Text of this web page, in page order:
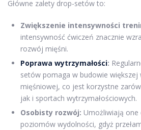
Główne zalety drop-setów to:
Zwiększenie intensywności
intensywność ćwiczeń znacznie
rozwój mięśni.
Poprawa wytrzymałości:
setów pomaga w budowie większej
mięśniowej, co jest korzystne
jak i sportach wytrzymałościowych.
Osobisty rozwój: Umożliwiają one
poziomów wydolności, gdyż